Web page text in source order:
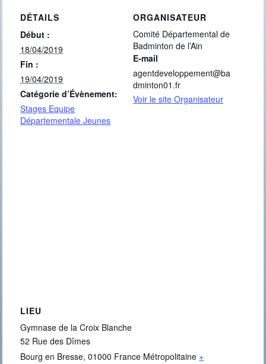
DÉTAILS
Début :
18/04/2019
Fin :
19/04/2019
Catégorie d’Évènement:
Stages Equipe
Départementale Jeunes
ORGANISATEUR
Comité Départemental de
Badminton de l’Ain
E-mail
agentdeveloppement@ba
dminton01.fr
Voir le site Organisateur
LIEU
Gymnase de la Croix Blanche
52 Rue des Dîmes
Bourg en Bresse, 01000 France Métropolitaine +